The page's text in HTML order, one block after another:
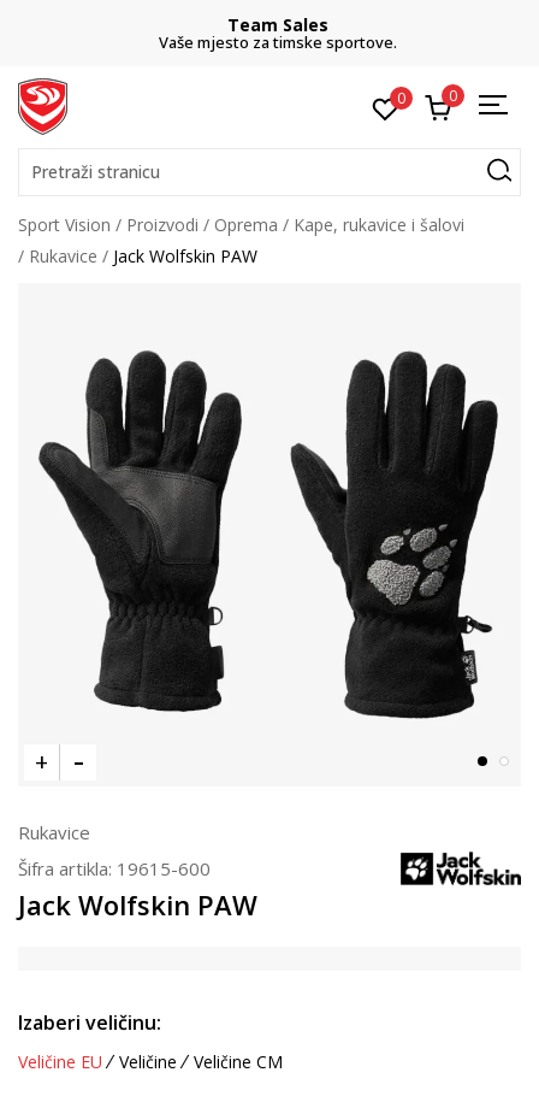
Team Sales
Vaše mjesto za timske sportove.
0 0
Pretraži stranicu
Sport Vision Proizvodi Oprema
Kape, rukavice i šalovi
Rukavice
Jack Wolfskin PAW
Rukavice
Šifra artikla: 19615-600
Jack Wolfskin PAW
Izaberi veličinu:
Veličine EU Veličine Veličine CM